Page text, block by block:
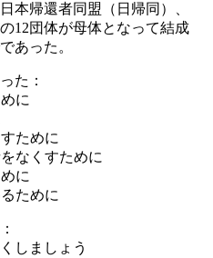
本帰還者同盟（日帰同）、
12団体が母体となって結成
であった。
た：
に
ために
なくすために
に
ために
しましょう